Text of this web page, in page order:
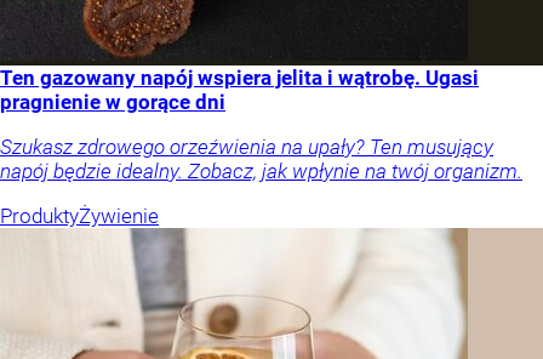
Ten gazowany napój wspiera jelita i wątrobę. Ugasi
pragnienie w gorące dni
Szukasz zdrowego orzeźwienia na upały? Ten musujący
napój będzie idealny. Zobacz, jak wpłynie na twój organizm.
ProduktyŻywienie